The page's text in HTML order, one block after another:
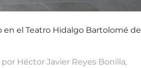
en el Teatro Hidalgo Bartolomé de
Héctor Javier Reyes Bonilla,